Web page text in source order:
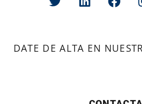
DATE DE ALTA EN